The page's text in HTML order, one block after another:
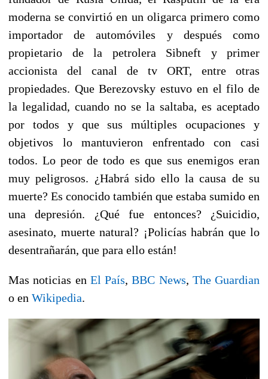
moderna se convirtió en un oligarca primero como
importador de automóviles y después como
propietario de la petrolera Sibneft y primer
accionista del canal de tv ORT, entre otras
propiedades. Que Berezovsky estuvo en el filo de
la legalidad, cuando no se la saltaba, es aceptado
por todos y que sus múltiples ocupaciones y
objetivos lo mantuvieron enfrentado con casi
todos. Lo peor de todo es que sus enemigos eran
muy peligrosos. ¿Habrá sido ello la causa de su
muerte? Es conocido también que estaba sumido en
una depresión. ¿Qué fue entonces? ¿Suicidio,
asesinato, muerte natural? ¡Policías habrán que lo
desentrañarán, que para ello están!
Mas noticias en El País, BBC News, The Guardian
o en Wikipedia.